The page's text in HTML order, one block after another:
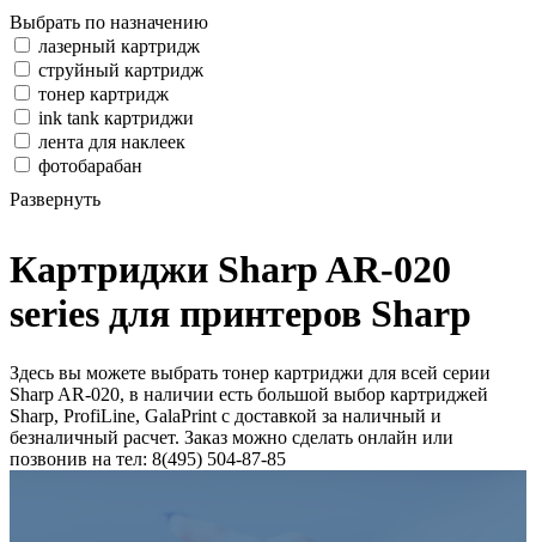
Выбрать по назначению
лазерный картридж
струйный картридж
тонер картридж
ink tank картриджи
лента для наклеек
фотобарабан
Развернуть
Картриджи Sharp AR-020
series для принтеров Sharp
Здесь вы можете выбрать тонер картриджи для всей серии
Sharp AR-020, в наличии есть большой выбор картриджей
Sharp, ProfiLine, GalaPrint с доставкой за наличный и
безналичный расчет. Заказ можно сделать онлайн или
позвонив на тел: 8(495) 504-87-85